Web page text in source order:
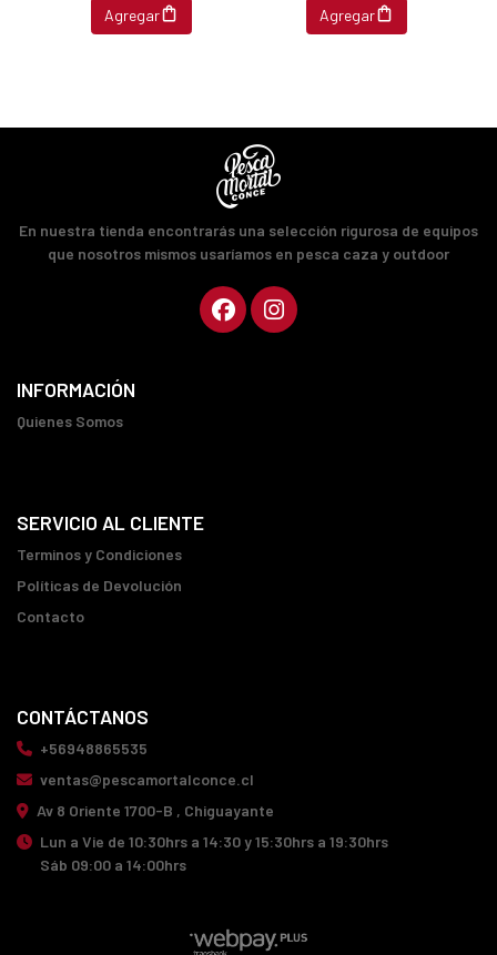
Agregar Agregar
En nuestra tienda encontrarás una selección rigurosa de equipos
que nosotros mismos usaríamos en pesca caza y outdoor
INFORMACIÓN
Quienes Somos
SERVICIO AL CLIENTE
Terminos y Condiciones
Políticas de Devolución
Contacto
CONTÁCTANOS
+56948865535
ventas@pescamortalconce.cl
Av 8 Oriente 1700-B , Chiguayante
Lun a Vie de 10:30hrs a 14:30 y 15:30hrs a 19:30hrs
Sáb 09:00 a 14:00hrs